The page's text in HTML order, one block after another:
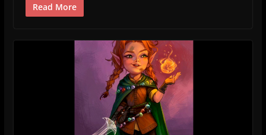
Read More